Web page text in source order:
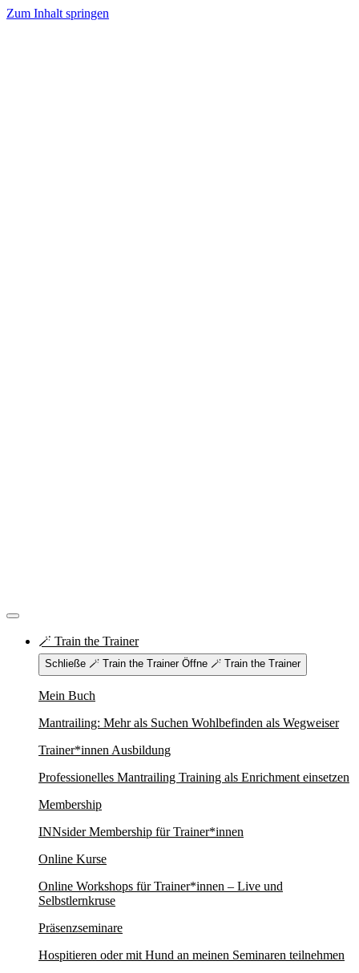
Zum Inhalt springen
🪄 Train the Trainer
Schließe 🪄 Train the Trainer Öffne 🪄 Train the Trainer
Mein Buch
Mantrailing: Mehr als Suchen Wohlbefinden als Wegweiser
Trainer*innen Ausbildung
Professionelles Mantrailing Training als Enrichment einsetzen
Membership
INNsider Membership für Trainer*innen
Online Kurse
Online Workshops für Trainer*innen – Live und
Selbstlernkruse
Präsenzseminare
Hospitieren oder mit Hund an meinen Seminaren teilnehmen